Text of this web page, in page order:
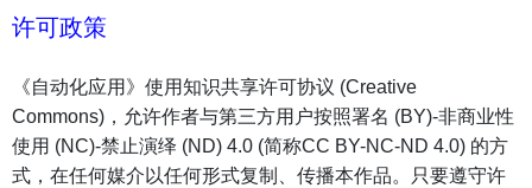
许可政策
《自动化应用》使用知识共享许可协议 (Creative
Commons)，允许作者与第三方用户按照署名 (BY)-非商业性
使用 (NC)-禁止演绎 (ND) 4.0 (简称CC BY-NC-ND 4.0) 的方
式，在任何媒介以任何形式复制、传播本作品。只要遵守许